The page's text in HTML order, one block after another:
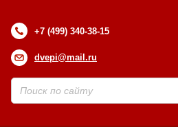
+7 (499) 340-38-15
dvepi@mail.ru